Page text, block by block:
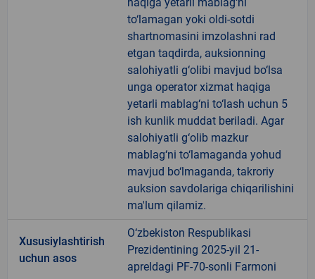
to‘lamagan yoki oldi-sotdi
shartnomasini imzolashni rad
etgan taqdirda, auksionning
salohiyatli g‘olibi mavjud bo‘lsa
unga operator xizmat haqiga
yetarli mablag‘ni to‘lash uchun 5
ish kunlik muddat beriladi. Agar
salohiyatli g‘olib mazkur
mablag‘ni to‘lamaganda yohud
mavjud bo‘lmaganda, takroriy
auksion savdolariga chiqarilishini
ma'lum qilamiz.
Xususiylashtirish
uchun asos
O‘zbekiston Respublikasi
Prezidentining 2025-yil 21-
apreldagi PF-70-sonli Farmoni